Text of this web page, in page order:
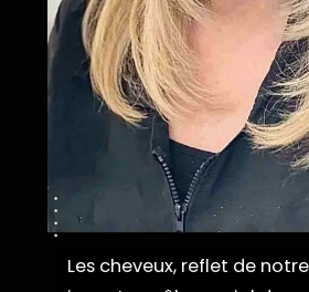
Les cheveux, reflet de
Les cheveux, reflet de